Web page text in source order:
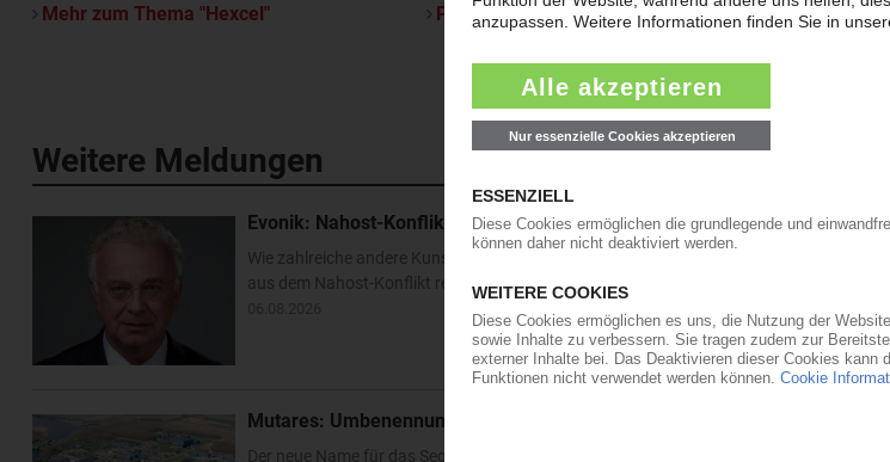
Mehr zum Thema "Hexcel" Per E-Mail weiterleiten
Weitere Meldungen
Evonik: Nahost-Konflikt beschert gute Geschäfte im zweiten Quartal
Wie zahlreiche andere Kunststofferzeuger hat auch Evonik im zweiten Quartal 2026
aus dem Nahost-Konflikt resultierten. Erhöhte Absatzmengen und Verkaufspreise
Mutares: Umbenennung des Sabic-Zukaufs in Nexpoint
Der neue Name für das Segment „Engineering Thermoplastic Polymers“ von Sabic